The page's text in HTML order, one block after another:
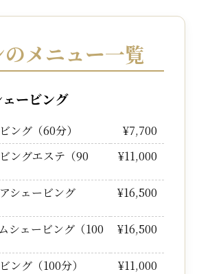
メニュー一覧
ェービング
ング（60分）
¥7,700
ングエステ（90
¥11,000
シェービング ¥16,500
シェービング（100 ¥16,500
ング（100分）
¥11,000